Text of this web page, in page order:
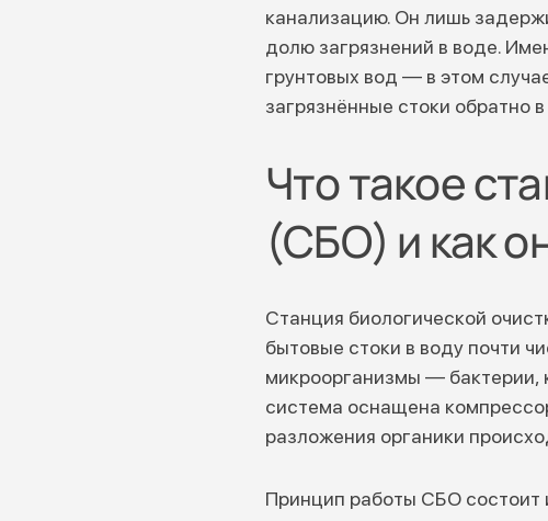
канализацию. Он лишь
долю загрязнений в воде.
грунтовых вод — в этом
загрязнённые стоки обратно
Что такое
(СБО) и как
Станция биологической
бытовые стоки в воду почти
микроорганизмы — бактерии,
система оснащена
разложения органики
Принцип работы СБО состоит